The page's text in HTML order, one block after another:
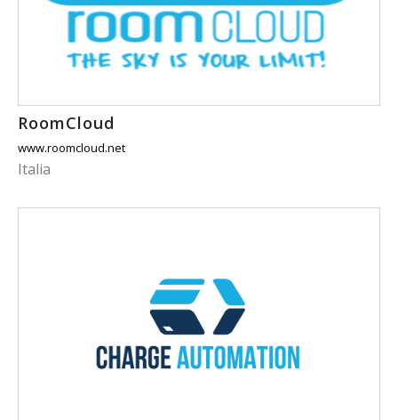
RoomCloud
www.roomcloud.net
Italia